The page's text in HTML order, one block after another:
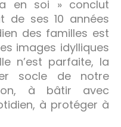
en soi » conclut
de ses 10 années
des familles est
images idylliques
n’est parfaite, la
socle de notre
à bâtir avec
à protéger à